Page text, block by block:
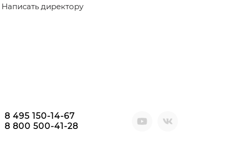
Написать директору
8 495 150-14-67
8 800 500-41-28